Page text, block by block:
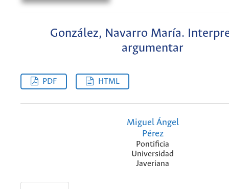
González, Navarro María.
argumentar
PDF HTML
Miguel Ángel
Pérez
Pontificia
Universidad
Javeriana